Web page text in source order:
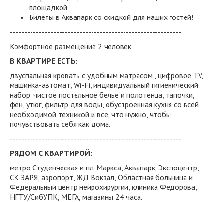
площадкой
Билеты в Аквапарк со скидкой для наших гостей!
-----------------------------------------------------------
Комфортное размещение 2 человек
В КВАРТИРЕ ЕСТЬ:
двуспальная кровать с удобным матрасом , цифровое TV,
машинка-автомат, Wi-Fi, индивидуальный гигиенический
набор, чистое постельное белье и полотенца, тапочки,
фен, утюг, фильтр для воды, обустроенная кухня со всей
необходимой техникой и все, что нужно, чтобы
почувствовать себя как дома.
-----------------------------------------------------------
РЯДОМ С КВАРТИРОЙ:
метро Студенческая и пл. Маркса, Аквапарк, Экспоцентр,
СК ЗАРЯ, аэропорт, ЖД Вокзал, Областная больница и
Федеральный центр нейрохирургии, клиника Федорова,
НГТУ/СибУПК, МЕГА, магазины 24 часа.